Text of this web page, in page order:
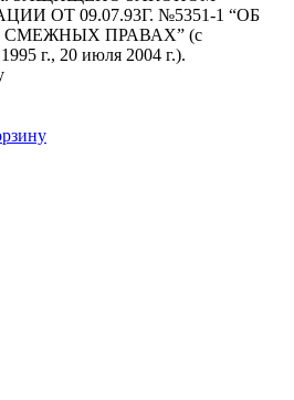
ОТ 09.07.93Г. №5351-1 “ОБ
ПРАВАХ” (с
г., 20 июля 2004 г.).